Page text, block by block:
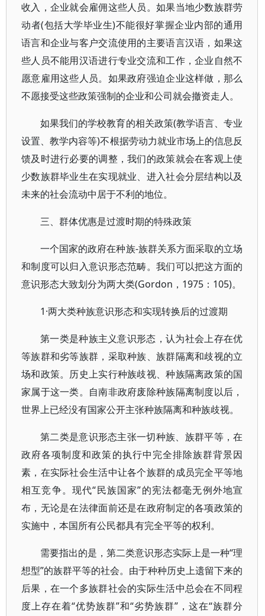
收入，企业就会雇佣这些人员。如果当地少数族群劳
动者(包括大学毕业生)不能很好掌握企业内部的通用
语言和企业与客户交流使用的主要语言汉语，如果这
些人员不能用汉语进行专业交流和工作，企业自然不
愿意雇用这些人员。如果政府强迫企业这样做，那么
不愿接受这些政策强制的企业和公司就会撤资走人。
如果我们的学校教育的相关政策(教学语言、专业
设置、教学内容等)不根据劳动力就业市场上的信息反
馈及时进行必要的调整，我们的政策就会在客观上使
少数族群毕业生在实现就业、进入社会分层结构以及
未来的社会流动中居于不利的地位。
三、群体优惠是过渡时期的特殊政策
一个国家的政府在种族-族群关系方面采取的立场
和制度可以归入意识形态范畴。我们可以把这方面的
意识形态大致划分为两大类(Gordon，1975：105)。
1·两大类种族意识形态和实现转换后的过渡期
第一类是种族主义意识形态，认为社会上存在优
等族群和劣等族群，采取种族、族群隔离和歧视的立
场和政策。历史上实行种族歧视、种族隔离政策的国
家属于这一类。自南非政府废除种族隔离制度以后，
世界上已经没有国家公开主张种族隔离和种族歧视。
第二类是意识形态主张一切种族、族群平等，在
政府各项制度和政策的执行中完全排除族群背景因
素，在实际社会生活中让各个族群的成员完全平等地
相互竞争。现代“民族国家”的宪法都毫无例外地宣
布，无论是在法律面前还是在政府制定的各项政策的
实施中，本国所有公民都具有完全平等的权利。
需要指出的是，第二类意识形态实际上是一种“理
想型”的族群平等的社会。由于种种历史上遗留下来的
后果，在一个多族群社会的实际生活中总会在不同程
度上存在着“优势族群”和“劣势族群”，这在“族群分